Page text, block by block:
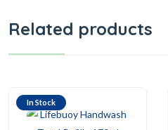
Related products
In Stock